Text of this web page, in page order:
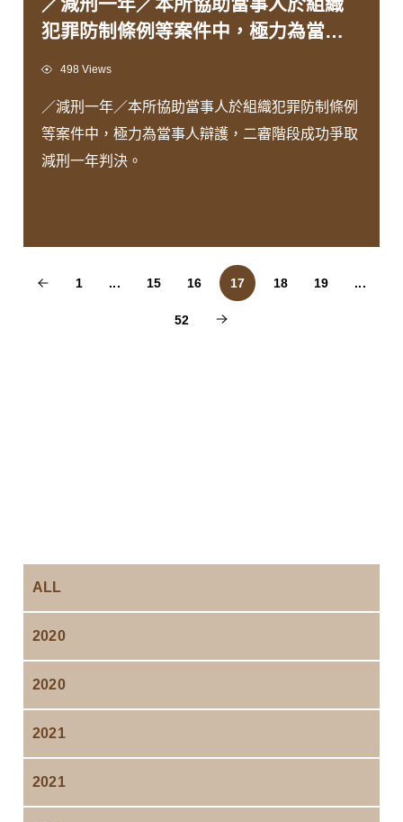
ALL
2020
2020
2021
2021
／減刑一年／本所協助當事人於組織
犯罪防制條例等案件中，極力為當事
Views498 Views
／減刑一年／本所協助當事人於組織犯罪防制條例
等案件中，極力為當事人辯護，二審階段成功爭取
減刑一年判決。
1 ... 15 16 17 18 19 ...
52